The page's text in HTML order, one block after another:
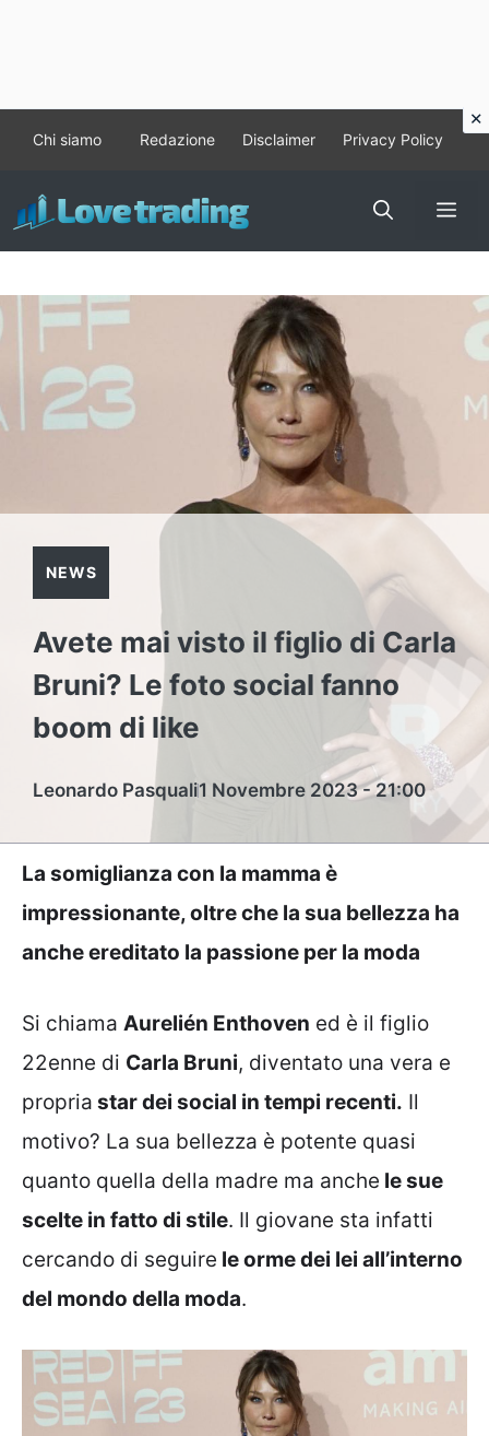
contenuto
Chi siamo Redazione Disclaimer Privacy Policy
NEWS
Avete mai visto il figlio di Carla
Bruni? Le foto social fanno
boom di like
Leonardo Pasquali1 Novembre 2023 - 21:00
La somiglianza con la mamma è
impressionante, oltre che la sua bellezza ha
anche ereditato la passione per la moda
Si chiama Aurelién Enthoven ed è il figlio
22enne di Carla Bruni, diventato una vera e
propria star dei social in tempi recenti. Il
motivo? La sua bellezza è potente quasi
quanto quella della madre ma anche le sue
scelte in fatto di stile. Il giovane sta infatti
cercando di seguire le orme dei lei all’interno
del mondo della moda.